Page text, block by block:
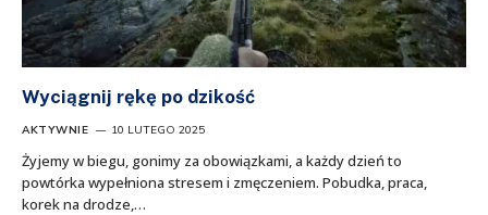
Wyciągnij rękę po dzikość
AKTYWNIE 10 LUTEGO 2025
Żyjemy w biegu, gonimy za obowiązkami, a każdy dzień to
powtórka wypełniona stresem i zmęczeniem. Pobudka, praca,
korek na drodze,…